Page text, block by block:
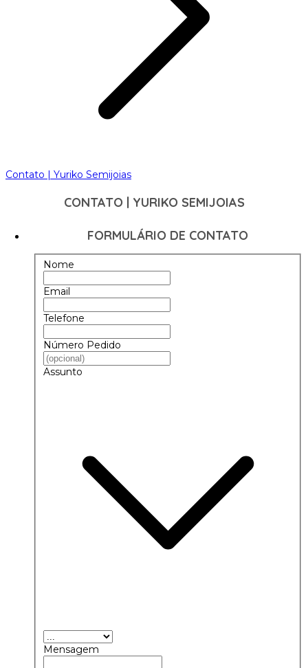
Contato | Yuriko Semijoias
CONTATO | YURIKO SEMIJOIAS
FORMULÁRIO DE CONTATO
Nome
Email
Telefone
Número Pedido
Assunto
Mensagem